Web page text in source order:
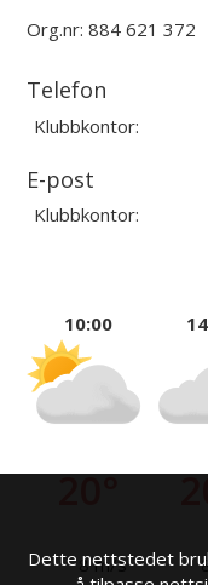
Org.nr: 884 621 372
Telefon
Klubbkontor:
E-post
Klubbkontor:
10:00
20°
8 m/s
Dette nettstedet